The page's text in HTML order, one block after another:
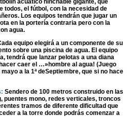
acuático hinchable gigante, que
todos, el fútbol, con la necesidad de
Los equipos tendrán que jugar un
en la portería contraria pero con la
agua.
equipo elegirá a un componente de su
sobre una piscina de agua. El equipo
tendrá que lanzar pelotas a una diana
caer el …»hombre al agua! (Juego
a la 1ª deSeptiembre, que si no hace
Sendero de 100 metros construido en las
puentes mono, redes verticales, troncos
tramos de diferente dificultad que
a la torre donde podrás comenzar a